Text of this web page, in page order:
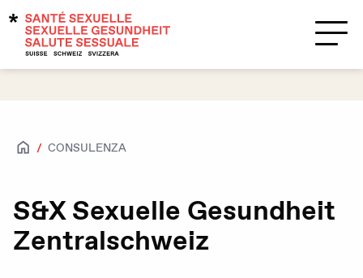
Accesso per tutte e tutti
Attrazioni e sessualità
CONSULENZA
S&X Sexuelle Gesundheit
Zentralschweiz